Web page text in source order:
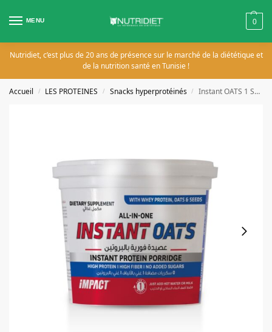
MENU 0
Nutridiet, c’est plus de 20 ans de présence sur le marché de la diététique et
de la nutrition santé en Tunisie !
Accueil / LES PROTEINES / Snacks hyperprotéinés / Instant OATS 1 Serving Pocket 65g